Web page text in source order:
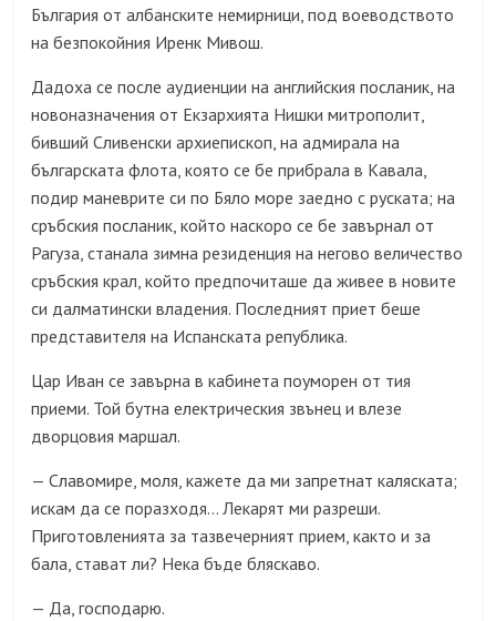
България от албанските немирници, под воеводството
на безпокойния Иренк Мивош.
Дадоха се после аудиенции на английския посланик, на
новоназначения от Екзархията Нишки митрополит,
бивший Сливенски архиепископ, на адмирала на
българската флота, която се бе прибрала в Кавала,
подир маневрите си по Бяло море заедно с руската; на
сръбския посланик, който наскоро се бе завърнал от
Рагуза, станала зимна резиденция на негово величество
сръбския крал, който предпочиташе да живее в новите
си далматински владения. Последният приет беше
представителя на Испанската република.
Цар Иван се завърна в кабинета поуморен от тия
приеми. Той бутна електрическия звънец и влезе
дворцовия маршал.
—Славомире, моля, кажете да ми запретнат каляската;
искам да се поразходя… Лекарят ми разреши.
Приготовленията за тазвечерният прием, както и за
бала, стават ли? Нека бъде бляскаво.
— Да, господарю.